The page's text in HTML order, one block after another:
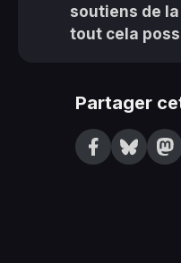
soutiens de
tout cela
Partager